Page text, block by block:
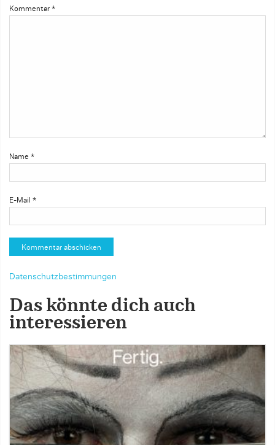
Kommentar *
Name *
E-Mail *
Datenschutzbestimmungen
Das könnte dich auch
interessieren